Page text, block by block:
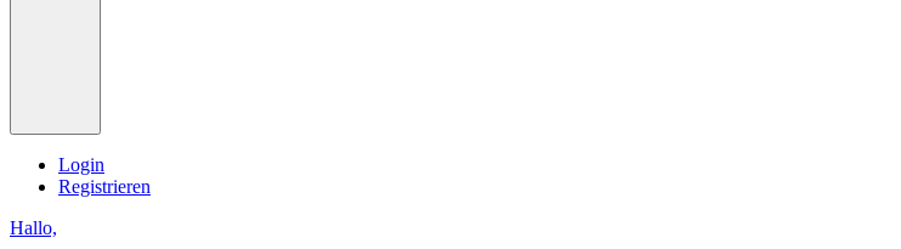
Login
Registrieren
Hallo,